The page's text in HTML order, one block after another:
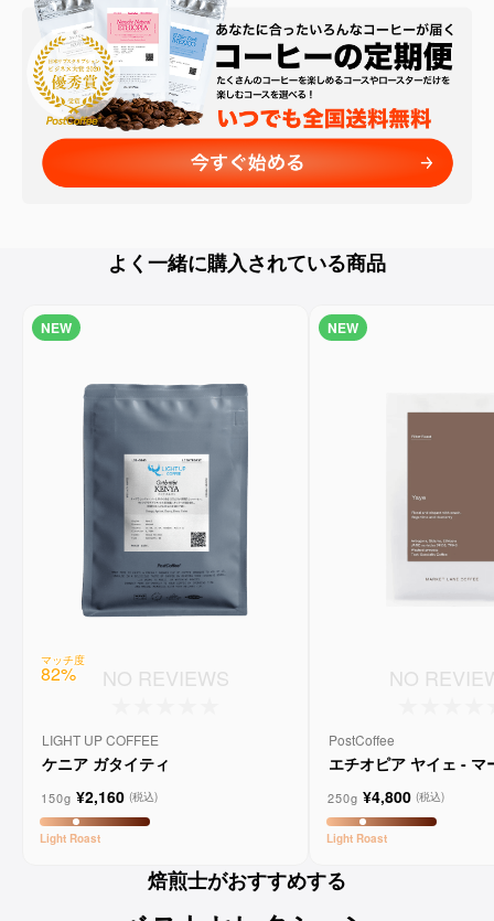
よく一緒に購入されている商品
NEW
マッチ度
82% NO REVIEWS
LIGHT UP COFFEE
ケニア ガタイティ
150g ¥2,160 (税込)
Light Roast
NEW
NO
PostCoffee
エチオピア ヤイェ - マ
250g ¥4,800 (税込)
Light Roast
焙煎士がおすすめする